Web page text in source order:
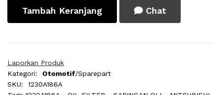
Tambah Keranjang Chat
Laporkan Produk
Kategori:
Otomotif/Sparepart
SKU:
1230A186A